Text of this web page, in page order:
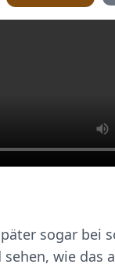
sogar bei
wie das